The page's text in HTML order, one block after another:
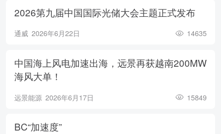
2026第九届中国国际光储大会主题正式发布
通威 2026年6月22日 14635
中国海上风电加速出海，远景再获越南200MW
海风大单！
远景能源 2026年6月17日 15849
BC“加速度”